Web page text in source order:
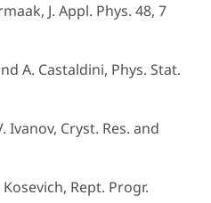
J. Appl. Phys. 48, 7
A. Castaldini, Phys. Stat.
Ivanov, Cryst. Res. and
Rept. Progr.